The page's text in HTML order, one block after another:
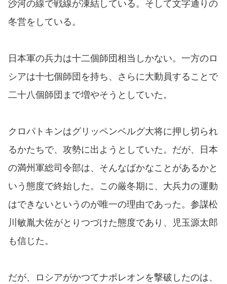
沙河の線で戦線が凍結している。そして文字通りの
冬営をしている。
日本軍の兵力は十二個師団相当しかない。一方のロ
シアは十七個師団を持ち、さらに大動員することで
二十八個師団まで増やそうとしていた。
クロパトキンはグリッペンベルグ大将に押し切られ
るかたちで、攻勢に出ようとしていた。だが、日本
の満州軍総司令部は、そんなばかなことがあるかと
いう態度で終始した。この厳冬期に、大兵力の運動
はできないというのが唯一の理由であった。参謀松
川敏胤大佐がとりつづけた態度であり、児玉源太郎
も信じた。
だが、ロシアがかつてナポレオンを撃破したのは、